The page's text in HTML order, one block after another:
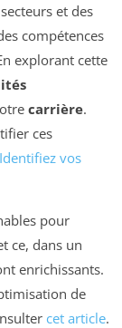
et des
compétences
explorant cette
carrière.
ces
Identifiez vos
pour
ce, dans un
enrichissants.
de
cet article.